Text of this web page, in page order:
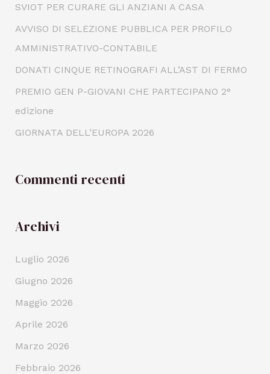
SVIOT PER CURARE GLI ANZIANI A CASA
AVVISO DI SELEZIONE PUBBLICA PER PROFILO
AMMINISTRATIVO-CONTABILE
DONATI CINQUE RETINOGRAFI ALL’AST DI FERMO
PREMIO GEN P-GIOVANI CHE PARTECIPANO 2°
edizione
GIORNATA DELL’EUROPA 2026
Commenti recenti
Archivi
Luglio 2026
Giugno 2026
Maggio 2026
Aprile 2026
Marzo 2026
Febbraio 2026